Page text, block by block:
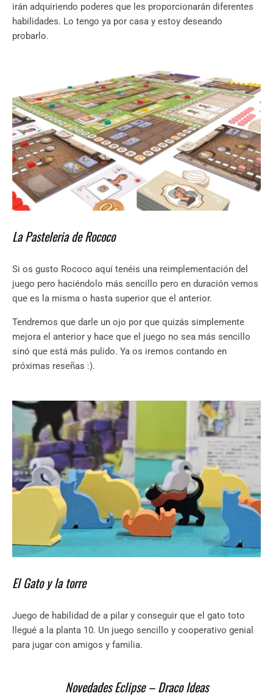
irán adquiriendo poderes que les proporcionarán diferentes
habilidades. Lo tengo ya por casa y estoy deseando
probarlo.
La Pasteleria de Rococo
Si os gusto Rococo aquí tenéis una reimplementación del
juego pero haciéndolo más sencillo pero en duración vemos
que es la misma o hasta superior que el anterior.
Tendremos que darle un ojo por que quizás simplemente
mejora el anterior y hace que el juego no sea más sencillo
sinó que está más pulido. Ya os iremos contando en
próximas reseñas :).
El Gato y la torre
Juego de habilidad de a pilar y conseguir que el gato toto
llegué a la planta 10. Un juego sencillo y cooperativo genial
para jugar con amigos y familia.
Novedades Eclipse – Draco Ideas